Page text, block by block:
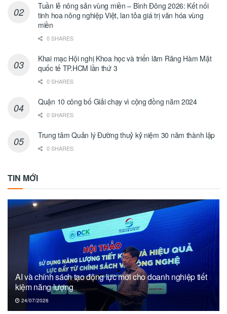
Tuần lễ nông sản vùng miền – Bình Đông 2026: Kết nối
tinh hoa nông nghiệp Việt, lan tỏa giá trị văn hóa vùng
miền
0 SHARES
Khai mạc Hội nghị Khoa học và triển lãm Răng Hàm Mặt
quốc tế TP.HCM lần thứ 3
0 SHARES
Quận 10 công bố Giải chạy vì cộng đồng năm 2024
0 SHARES
Trung tâm Quản lý Đường thuỷ kỷ niệm 30 năm thành lập
0 SHARES
TIN MỚI
AI và chính sách tạo động lực mới cho doanh nghiệp tiết
kiệm năng lượng
24/07/2026